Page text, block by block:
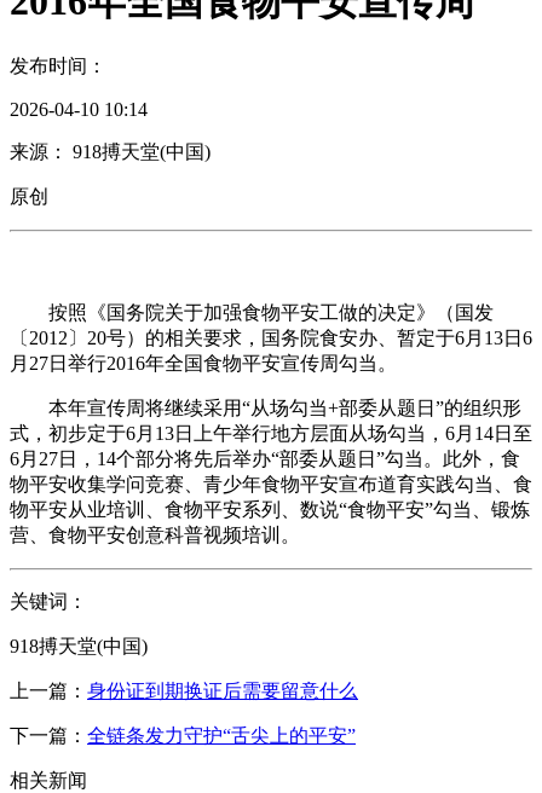
发布时间：
2026-04-10 10:14
来源： 918搏天堂(中国)
原创
按照《国务院关于加强食物平安工做的决定》（国发
〔2012〕20号）的相关要求，国务院食安办、暂定于6月13日6
月27日举行2016年全国食物平安宣传周勾当。
本年宣传周将继续采用“从场勾当+部委从题日”的组织形
式，初步定于6月13日上午举行地方层面从场勾当，6月14日至
6月27日，14个部分将先后举办“部委从题日”勾当。此外，食
物平安收集学问竞赛、青少年食物平安宣布道育实践勾当、食
物平安从业培训、食物平安系列、数说“食物平安”勾当、锻炼
营、食物平安创意科普视频培训。
关键词：
918搏天堂(中国)
上一篇： 身份证到期换证后需要留意什么
下一篇： 全链条发力守护“舌尖上的平安”
相关新闻